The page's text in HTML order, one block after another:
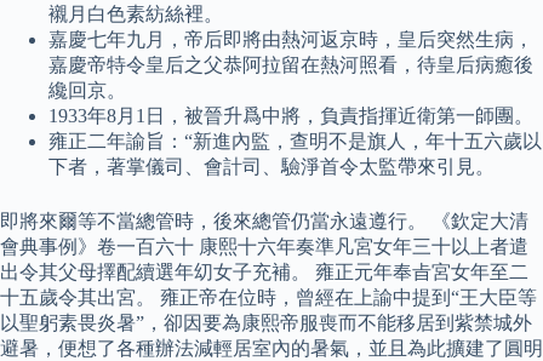
襯月白色素紡絲裡。
嘉慶七年九月，帝后即將由熱河返京時，皇后突然生病，
嘉慶帝特令皇后之父恭阿拉留在熱河照看，待皇后病癒後
纔回京。
1933年8月1日，被晉升爲中將，負責指揮近衛第一師團。
雍正二年諭旨：“新進內監，查明不是旗人，年十五六歲以
下者，著掌儀司、會計司、驗淨首令太監帶來引見。
即將來爾等不當總管時，後來總管仍當永遠遵行。 《欽定大清
會典事例》卷一百六十 康熙十六年奏準凡宮女年三十以上者遣
出令其父母擇配續選年㓜女子充補。 雍正元年奉㫖宮女年至二
十五歲令其出宮。 雍正帝在位時，曾經在上諭中提到“王大臣等
以聖躬素畏炎暑”，卻因要為康熙帝服喪而不能移居到紫禁城外
避暑，便想了各種辦法減輕居室內的暑氣，並且為此擴建了圓明